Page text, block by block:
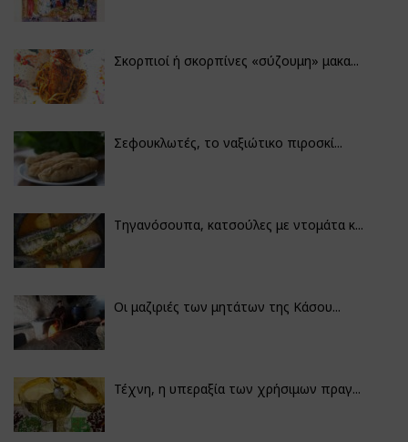
Σκορπιοί ή σκορπίνες «σύζουμη» μακα...
Σεφουκλωτές, το ναξιώτικο πιροσκί...
Τηγανόσουπα, κατσούλες με ντομάτα κ...
Οι μαζιριές των μητάτων της Κάσου...
Τέχνη, η υπεραξία των χρήσιμων πραγ...